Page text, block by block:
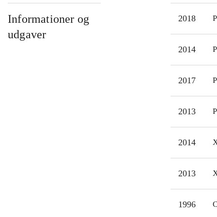
og
Et
Informationer og
udgaver
2018
2014
2017
2013
2014
2013
1996